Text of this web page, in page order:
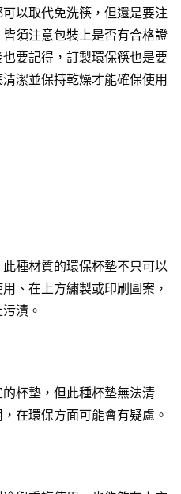
以取代免洗筷，但還是要注
須注意包裝上是否有合格證
要記得，訂製環保筷也是要
潔並保持乾燥才能確保使用
種材質的環保杯墊不只可以
、在上方繡製或印刷圖案，
漬。
杯墊，但此種杯墊無法清
在環保方面可能會有疑慮。